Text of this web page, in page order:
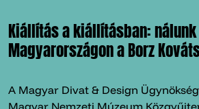
Kiállítás a kiállításban:
Magyarországon a Borz
A Magyar Divat & Design
Magyar Nemzeti Múzeum